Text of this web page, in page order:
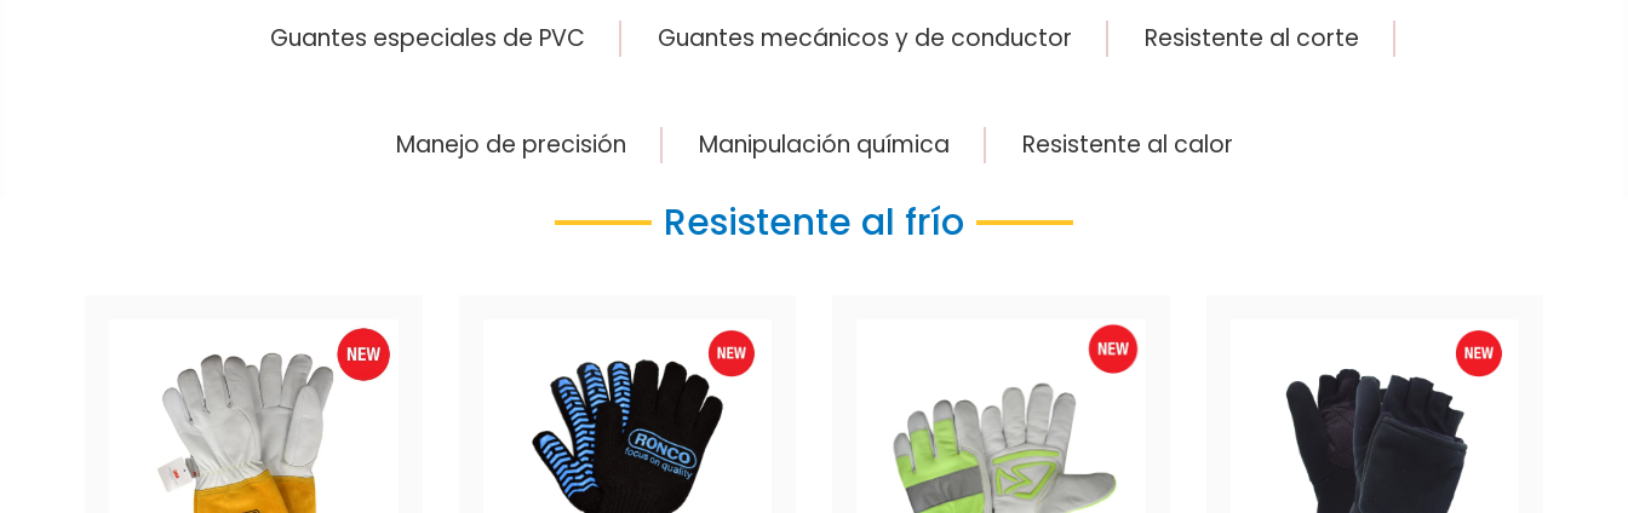
Guantes especiales de PVC Guantes mecánicos y de conductor Resistente al corte
Manejo de precisión Manipulación química Resistente al calor
Resistente al frío